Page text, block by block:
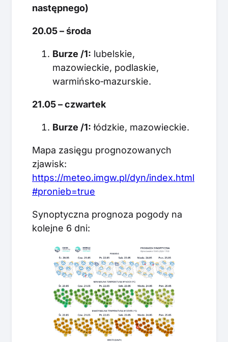
następnego)
20.05 – środa
Burze /1: lubelskie,
mazowieckie, podlaskie,
warmińsko‑mazurskie.
21.05 – czwartek
Burze /1: łódzkie, mazowieckie.
Mapa zasięgu prognozowanych
zjawisk:
https://meteo.imgw.pl/dyn/index.html
#pronieb=true
Synoptyczna prognoza pogody na
kolejne 6 dni: